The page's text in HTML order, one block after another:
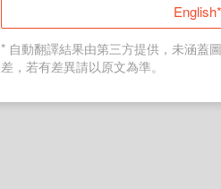
English*
* 自動翻譯結果由第三方提供，未涵蓋
差，若有差異請以原文為準。